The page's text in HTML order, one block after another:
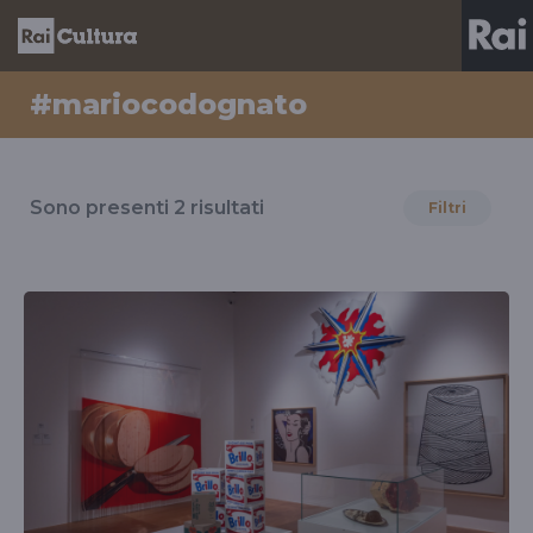
#mariocodognato
il
#mariocodognato
Sono presenti 2 risultati Filtri